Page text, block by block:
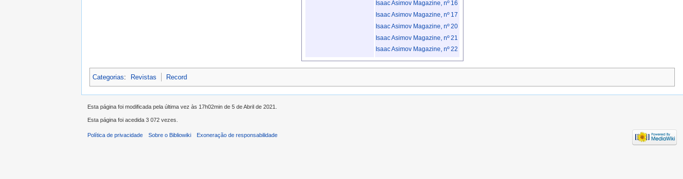
Isaac Asimov Magazine, nº 16
Isaac Asimov Magazine, nº 17
Isaac Asimov Magazine, nº 20
Isaac Asimov Magazine, nº 21
Isaac Asimov Magazine, nº 22
Categorias: Revistas Record
Esta página foi modificada pela última vez às 17h02min de 5 de Abril de 2021.
Esta página foi acedida 3 072 vezes.
Política de privacidade Sobre o Bibliowiki Exoneração de responsabilidade